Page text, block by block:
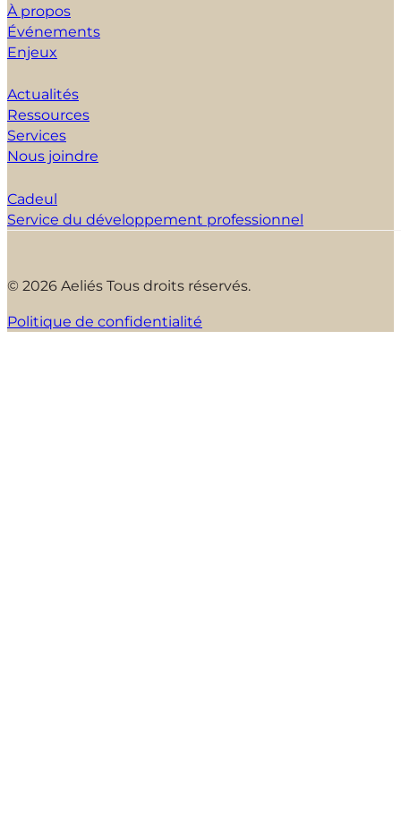
À propos
Événements
Enjeux
Actualités
Ressources
Services
Nous joindre
Cadeul
Service du développement professionnel
© 2026 Aeliés Tous droits réservés.
Politique de confidentialité